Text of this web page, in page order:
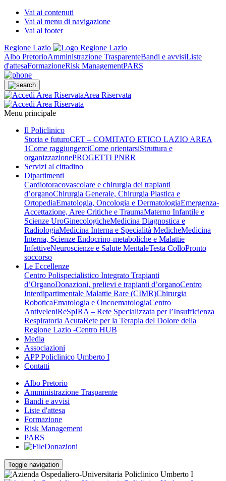
Vai ai contenuti
Vai al menu di navigazione
Vai al footer
Regione Lazio
Albo PretorioAmministrazione TrasparenteBandi e avvisiListe
d'attesaFormazioneRisk ManagementPARS
Area Riservata
Menu principale
Il Policlinico
Storia e futuroCET – COMITATO ETICO LAZIO AREA
1Come raggiungerciCome orientarsiStruttura e
organizzazionePROGETTI PNRR
Servizi al cittadino
Dipartimenti
Cardiotoracovascolare e chirurgia dei trapianti
d’organoChirurgia Generale, Chirurgia Plastica e
OrtopediaEmatologia, Oncologia e DermatologiaEmergenza-
Accettazione, Aree Critiche e TraumaMaterno Infantile e
Scienze UroGinecologicheMedicina Diagnostica e
RadiologiaMedicina Interna e Specialità MedicheMedicina
Interna, Scienze Endocrino-metaboliche e Malattie
InfettiveNeuroscienze e Salute MentaleTesta ColloPronto
soccorso
Le Eccellenze
Centro Polispecialistico Integrato Trapianti
d’OrganoDonazioni, prelievi e trapianti d’organoCentro
Interdipartimentale Malattie Rare (CIMR)Chirurgia
RoboticaEmatologia e OncoematologiaCentro
AntiveleniReSpIRA – Rete Specializzata per l’Insufficienza
Respiratoria AcutaRete per la Terapia del Dolore della
Regione Lazio -Centro HUB
Media
Associazioni
APP Policlinico Umberto I
Contatti
Albo Pretorio
Amministrazione Trasparente
Bandi e avvisi
Liste d'attesa
Formazione
Risk Management
PARS
Donazioni
Toggle navigation